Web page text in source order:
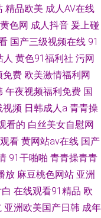
精品欧美 成人AV在线
色网 成人抖音 爰上碰
国产三级视频在线 91
人 黄色91福利社 污网
免费 欧美激情福利网
午夜视频福利免费 国
视频 日韩成人a 青青操
看的 白丝美女自慰网
看 黄网站av在线 国产
91干啪啪 青青操青青
放 麻豆桃色网站 亚洲
在线观看91精品 欧
亚洲欧美国产日韩 成年